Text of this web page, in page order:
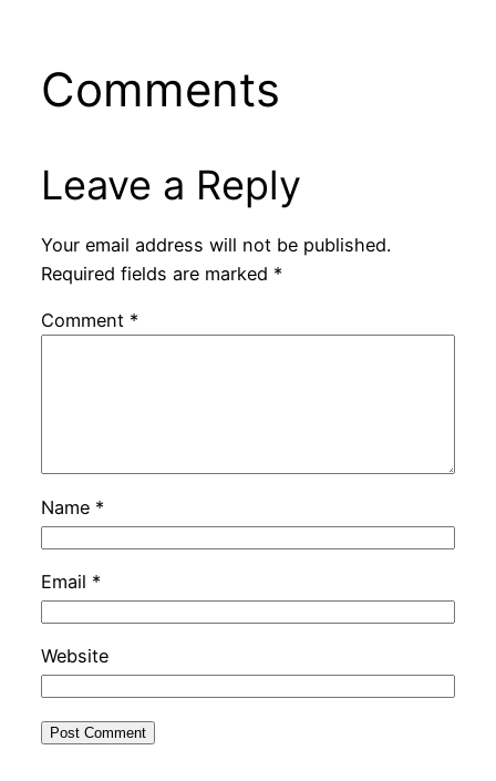
Comments
Leave a Reply
Your email address will not be published.
Required fields are marked *
Comment *
Name *
Email *
Website